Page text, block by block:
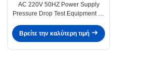
AC 220V 50HZ Power Supply
Pressure Drop Test Equipment for
Βρείτε την καλύτερη τιμή